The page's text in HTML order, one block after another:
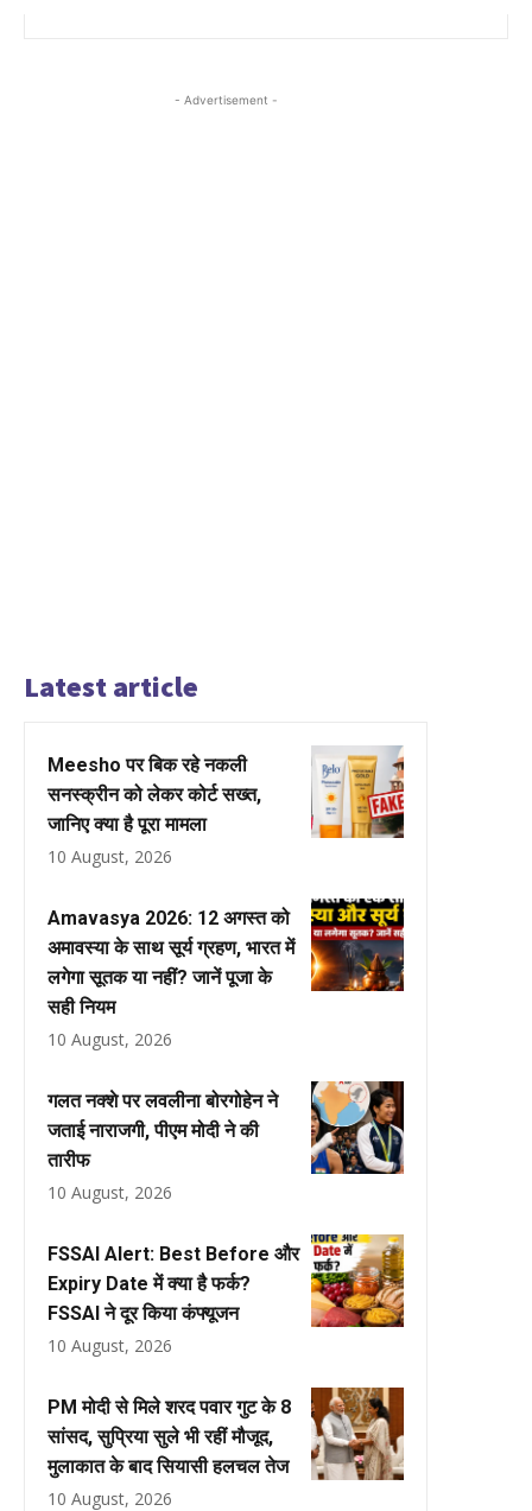
- Advertisement -
Latest article
Meesho पर बिक रहे नकली
सनस्क्रीन को लेकर कोर्ट सख्त,
जानिए क्या है पूरा मामला
10 August, 2026
Amavasya 2026: 12 अगस्त को
अमावस्या के साथ सूर्य ग्रहण, भारत में
लगेगा सूतक या नहीं? जानें पूजा के
सही नियम
10 August, 2026
गलत नक्शे पर लवलीना बोरगोहेन ने
जताई नाराजगी, पीएम मोदी ने की
तारीफ
10 August, 2026
FSSAI Alert: Best Before और
Expiry Date में क्या है फर्क?
FSSAI ने दूर किया कंफ्यूजन
10 August, 2026
PM मोदी से मिले शरद पवार गुट के 8
सांसद, सुप्रिया सुले भी रहीं मौजूद,
मुलाकात के बाद सियासी हलचल तेज
10 August, 2026